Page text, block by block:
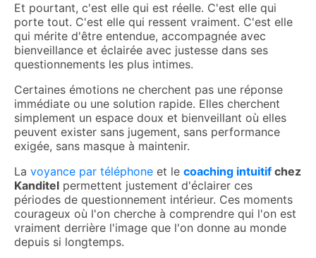
Et pourtant, c'est elle qui est réelle. C'est elle qui
porte tout. C'est elle qui ressent vraiment. C'est elle
qui mérite d'être entendue, accompagnée avec
bienveillance et éclairée avec justesse dans ses
questionnements les plus intimes.
Certaines émotions ne cherchent pas une réponse
immédiate ou une solution rapide. Elles cherchent
simplement un espace doux et bienveillant où elles
peuvent exister sans jugement, sans performance
exigée, sans masque à maintenir.
La voyance par téléphone et le coaching intuitif chez
Kanditel permettent justement d'éclairer ces
périodes de questionnement intérieur. Ces moments
courageux où l'on cherche à comprendre qui l'on est
vraiment derrière l'image que l'on donne au monde
depuis si longtemps.